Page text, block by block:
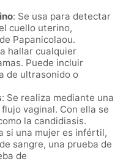
: Se usa para detectar
cuello uterino,
Papanicolaou.
hallar cualquier
Puede incluir
de ultrasonido o
: Se realiza mediante una
vaginal. Con ella se
la candidiasis.
si una mujer es infértil,
sangre, una prueba de
de